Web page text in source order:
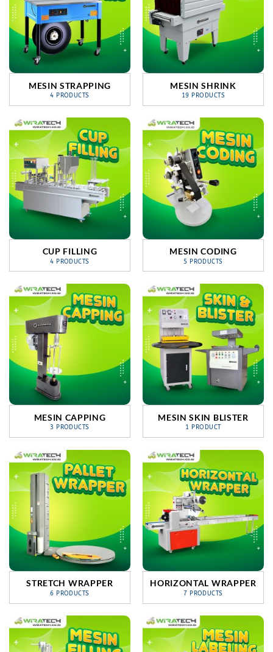
MESIN STRAPPING
4 PRODUCTS
MESIN SHRINK
19 PRODUCTS
CUP FILLING
4 PRODUCTS
MESIN CODING
5 PRODUCTS
MESIN CAPPING
3 PRODUCTS
MESIN SKIN BLISTER
1 PRODUCT
STRETCH WRAPPER
6 PRODUCTS
HORIZONTAL WRAPPER
7 PRODUCTS